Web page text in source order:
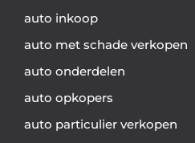
auto inkoop
auto met schade verkopen
auto onderdelen
auto opkopers
auto particulier verkopen